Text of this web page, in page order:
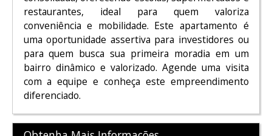
restaurantes, ideal para quem valoriza
conveniência e mobilidade. Este apartamento é
uma oportunidade assertiva para investidores ou
para quem busca sua primeira moradia em um
bairro dinâmico e valorizado. Agende uma visita
com a equipe e conheça este empreendimento
diferenciado.